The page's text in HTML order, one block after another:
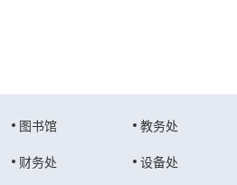
图书馆 教务处
财务处 设备处